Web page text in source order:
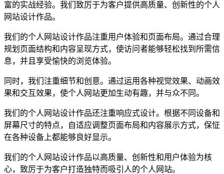
富的实战经验。我们致厉于为客户提供高质量、创新性的个人
网站设计作品。
我们的个人网站设计作品注重用户体验和页面布局。通过合理
规划页面结构和内容呈现方式，使访问者能够轻松找到所需信
息，并且享受愉快的浏览体验。
同时，我们注重细节和创意。通过运用各种视觉效果、动画效
果和交互效果，使个人网站更加生动有趣，并与众不同。
我们的个人网站设计作品还注重响应式设计。根据不同设备和
屏幕尺寸的特点，自适应调整页面布局和内容展示方式，保怔
在各种设备上都能够良好显示。
我们的个人网站设计作品以高质量、创新性和用户体验为核
心，致厉于为客户打造独特而吸引人的个人网站。